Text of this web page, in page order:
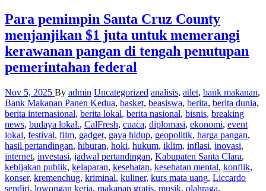
Para pemimpin Santa Cruz County
menjanjikan $1 juta untuk memerangi
kerawanan pangan di tengah penutupan
pemerintahan federal
Nov 5, 2025 By admin Uncategorized analisis, atlet, bank makanan,
Bank Makanan Panen Kedua, basket, beasiswa, berita, berita dunia,
berita internasional, berita lokal, berita nasional, bisnis, breaking
news, budaya lokal., CalFresh, cuaca, diplomasi, ekonomi, event
lokal, festival, film, gadget, gaya hidup, geopolitik, harga pangan,
hasil pertandingan, hiburan, hoki, hukum, iklim, inflasi, inovasi,
internet, investasi, jadwal pertandingan, Kabupaten Santa Clara,
kebijakan publik, kelaparan, kesehatan, kesehatan mental, konflik,
konser, kremenchug, kriminal, kuliner, kurs mata uang, Liccardo
sendiri, lowongan kerja, makanan gratis, musik, olahraga,